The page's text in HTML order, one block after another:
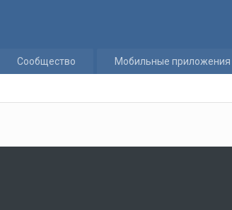
Сообщество Мобильные приложения